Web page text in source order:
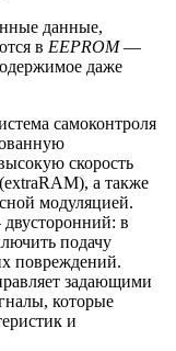
данные,
в EEPROM—
даже
самоконтроля
скорость
а также
модуляцией.
в
подачу
повреждений.
задающими
которые
и